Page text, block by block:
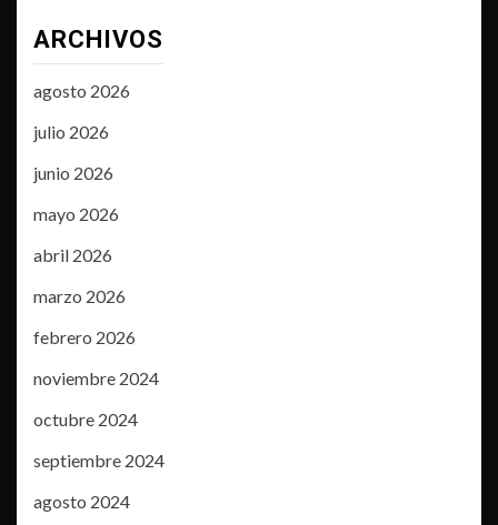
ARCHIVOS
agosto 2026
julio 2026
junio 2026
mayo 2026
abril 2026
marzo 2026
febrero 2026
noviembre 2024
octubre 2024
septiembre 2024
agosto 2024